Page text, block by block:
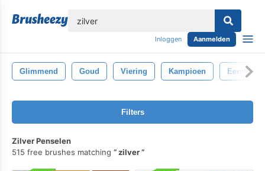
Inloggen Aanmelden
Glimmend Goud Viering Kampioen Eerste
Filters
Zilver Penselen
515 free brushes matching
zilver